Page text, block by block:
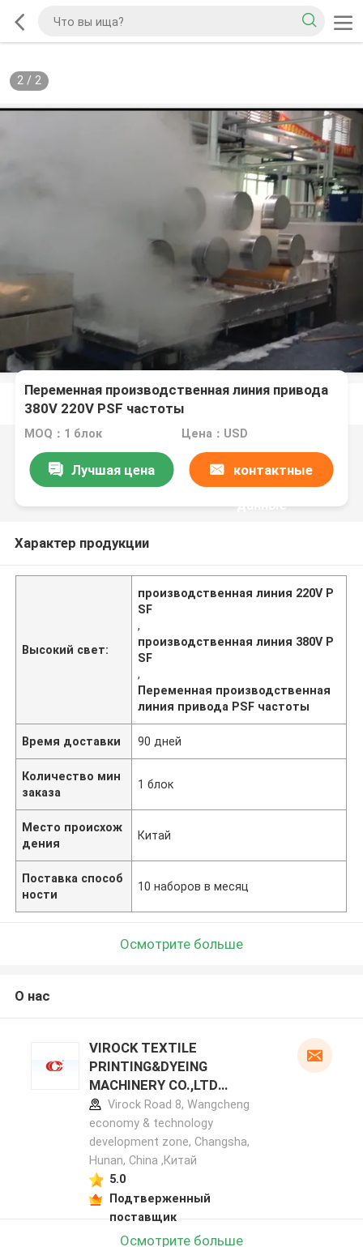
2/ 2
Переменная производственная линия привода
380V 220V PSF частоты
MOQ：1 блок Цена：USD
Лучшая цена контактные
данные
Характер продукции
Высокий свет:
производственная линия 220V P
SF
,
производственная линия 380V P
SF
,
Переменная производственная
линия привода PSF частоты
Время доставки 90 дней
Количество мин
заказа
1 блок
Место происхож
дения
Китай
Поставка способ
ности
10 наборов в месяц
Осмотрите больше
О нас
VIROCK TEXTILE
PRINTING&DYEING
MACHINERY CO.,LTD
профиль производителя
Virock Road 8, Wangcheng
economy & technology
development zone, Changsha,
Hunan, China ,Китай
5.0
Подтверженный
поставщик
Осмотрите больше